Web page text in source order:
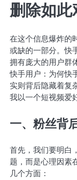
删除如此
在这个信息爆炸的
或缺的一部分。快
拥有庞大的用户群
快手用户：为何快
实则背后隐藏着复
我以一个短视频爱
一、粉丝背
首先，我们要明白
题，而是心理因素
几个方面：